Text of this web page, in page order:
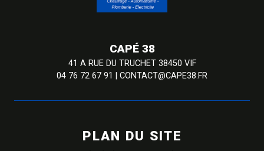
CAPÉ 38
41 A RUE DU TRUCHET 38450 VIF
04 76 72 67 91
CONTACT@CAPE38.FR
PLAN DU SITE